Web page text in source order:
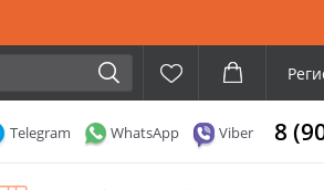
Telegram WhatsApp Viber 8